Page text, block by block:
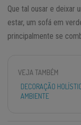
Que tal ousar e deixar
estar, um sofá em
principalmente se
VEJA TAMBÉM
DECORAÇÃO
AMBIENTE